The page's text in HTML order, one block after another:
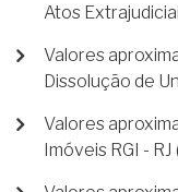
Atos
Valores
Dissolução de
Valores
Imóveis RGI -